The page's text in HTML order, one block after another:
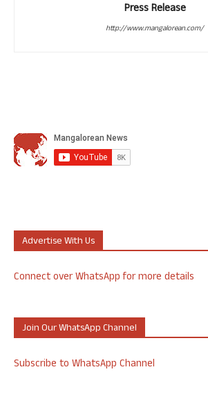
Press Release
http://www.mangalorean.com/
Advertise With Us
Connect over WhatsApp for more details
Join Our WhatsApp Channel
Subscribe to WhatsApp Channel